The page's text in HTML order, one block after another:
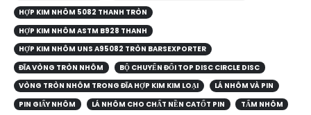
HỢP KIM NHÔM 5082 THANH TRÒN
HỢP KIM NHÔM ASTM B928 THANH
HỢP KIM NHÔM UNS A95082 TRÒN BARSEXPORTER
ĐĨA VÒNG TRÒN NHÔM
BỘ CHUYỂN ĐỔI TOP DISC CIRCLE DISC
VÒNG TRÒN NHÔM TRONG ĐĨA HỢP KIM KIM LOẠI
LÁ NHÔM VÀ PIN
PIN GIẤY NHÔM
LÁ NHÔM CHO CHẤT NỀN CATỐT PIN
TẤM NHÔM